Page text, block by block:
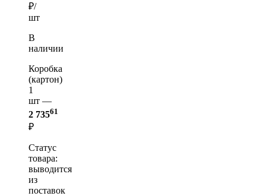
₽/
шт
В
наличии
Коробка
(картон)
1
шт —
2 73561
₽
Статус
товара:
выводится
из
поставок